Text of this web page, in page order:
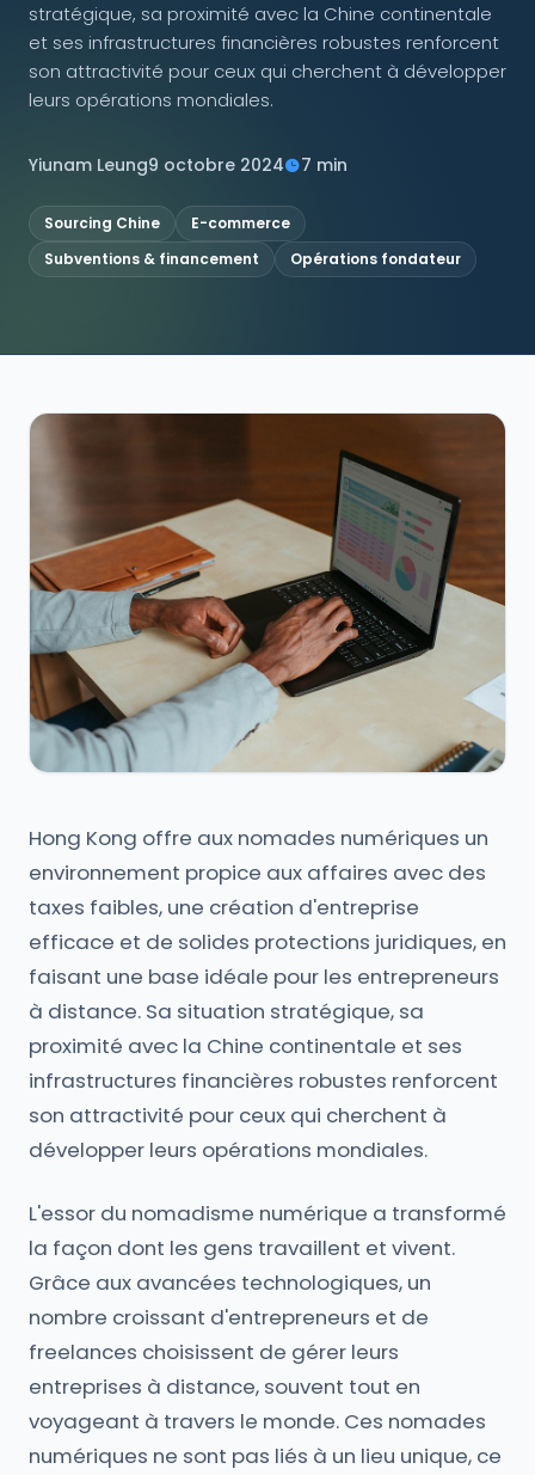
Contactez-nous
stratégique, sa proximité avec la Chine continentale
et ses infrastructures financières robustes renforcent
son attractivité pour ceux qui cherchent à développer
leurs opérations mondiales.
Yiunam Leung9 octobre 2024 7 min
Sourcing Chine
E-commerce
Subventions & financement
Opérations fondateur
Hong Kong offre aux nomades numériques un
environnement propice aux affaires avec des
taxes faibles, une création d'entreprise
efficace et de solides protections juridiques, en
faisant une base idéale pour les entrepreneurs
à distance. Sa situation stratégique, sa
proximité avec la Chine continentale et ses
infrastructures financières robustes renforcent
son attractivité pour ceux qui cherchent à
développer leurs opérations mondiales.
L'essor du nomadisme numérique a transformé
la façon dont les gens travaillent et vivent.
Grâce aux avancées technologiques, un
nombre croissant d'entrepreneurs et de
freelances choisissent de gérer leurs
entreprises à distance, souvent tout en
voyageant à travers le monde. Ces nomades
numériques ne sont pas liés à un lieu unique, ce